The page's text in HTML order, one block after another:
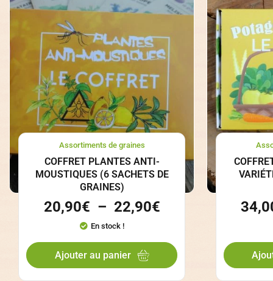
Assortiments de graines
COFFRET PLANTES ANTI-
MOUSTIQUES (6 SACHETS DE
GRAINES)
20,90€ – 22,90€
En stock !
Ajouter au panier